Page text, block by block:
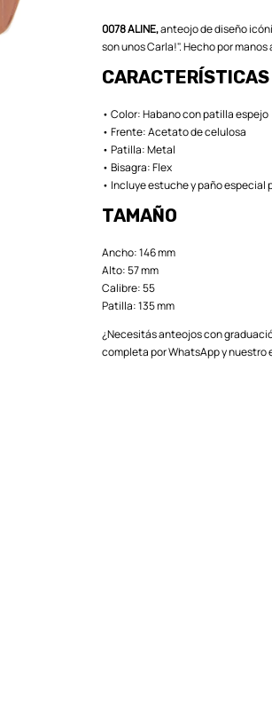
0078 ALINE,anteojo de diseño
son unos Carla!". Hecho por
CARACTERÍSTICAS
• Color: Habano con patilla espejo
• Frente: Acetato de celulosa
• Patilla: Metal
• Bisagra: Flex
• Incluye estuche y paño especial
TAMAÑO
Ancho: 146 mm
Alto: 57 mm
Calibre: 55
Patilla: 135 mm
¿Necesitás anteojos con
completa por WhatsApp y nuestro